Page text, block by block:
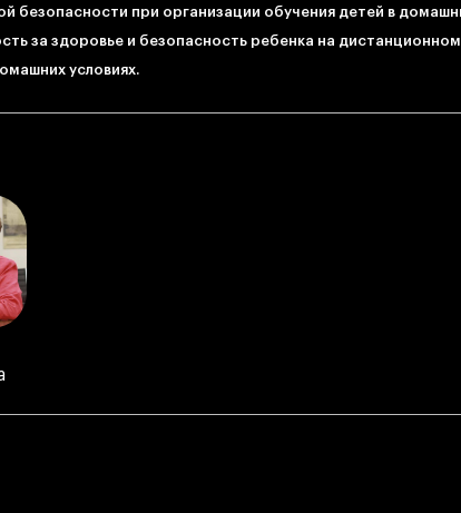
безопасности при организации обучения детей в
за здоровье и безопасность ребенка на
условиях.